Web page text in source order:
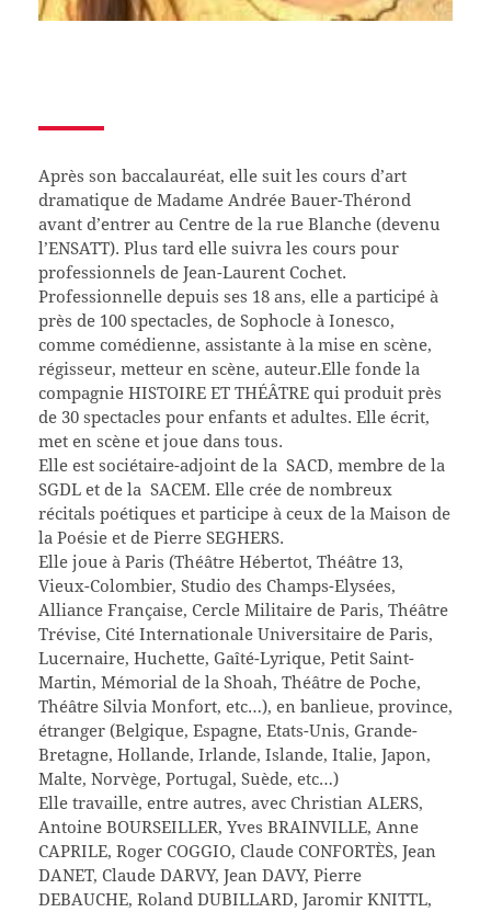
Après son baccalauréat, elle suit les cours d’art
dramatique de Madame Andrée Bauer-Thérond
avant d’entrer au Centre de la rue Blanche (devenu
l’ENSATT). Plus tard elle suivra les cours pour
professionnels de Jean-Laurent Cochet.
Professionnelle depuis ses 18 ans, elle a participé à
près de 100 spectacles, de Sophocle à Ionesco,
comme comédienne, assistante à la mise en scène,
régisseur, metteur en scène, auteur.Elle fonde la
compagnie HISTOIRE ET THÉÂTRE qui produit près
de 30 spectacles pour enfants et adultes. Elle écrit,
met en scène et joue dans tous.
Elle est sociétaire-adjoint de la SACD, membre de la
SGDL et de la SACEM. Elle crée de nombreux
récitals poétiques et participe à ceux de la Maison de
la Poésie et de Pierre SEGHERS.
Elle joue à Paris (Théâtre Hébertot, Théâtre 13,
Vieux-Colombier, Studio des Champs-Elysées,
Alliance Française, Cercle Militaire de Paris, Théâtre
Trévise, Cité Internationale Universitaire de Paris,
Lucernaire, Huchette, Gaîté-Lyrique, Petit Saint-
Martin, Mémorial de la Shoah, Théâtre de Poche,
Théâtre Silvia Monfort, etc…), en banlieue, province,
étranger (Belgique, Espagne, Etats-Unis, Grande-
Bretagne, Hollande, Irlande, Islande, Italie, Japon,
Malte, Norvège, Portugal, Suède, etc…)
Elle travaille, entre autres, avec Christian ALERS,
Antoine BOURSEILLER, Yves BRAINVILLE, Anne
CAPRILE, Roger COGGIO, Claude CONFORTÈS, Jean
DANET, Claude DARVY, Jean DAVY, Pierre
DEBAUCHE, Roland DUBILLARD, Jaromir KNITTL,